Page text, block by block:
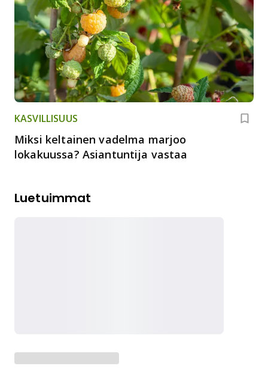
KASVILLISUUS
Miksi keltainen vadelma marjoo
lokakuussa? Asiantuntija vastaa
Luetuimmat